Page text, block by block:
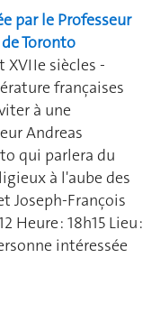
par le Professeur
Toronto
XVIIe siècles -
françaises
à une
Andreas
qui parlera du
à l'aube des
Joseph-François
Heure : 18h15 Lieu :
intéressée